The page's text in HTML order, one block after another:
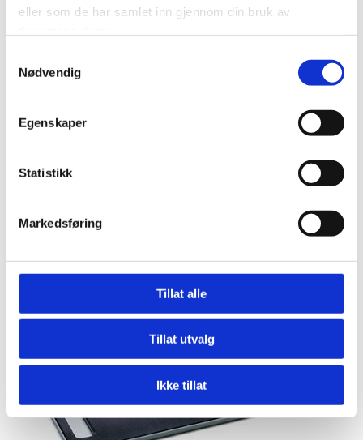
eller som de har samlet inn gjennom din bruk av
Nødvendig
Egenskaper
Statistikk
Markedsføring
Tillat alle
Tillat utvalg
Ikke tillat
Brødkniv No. 69a, Enkel, pakket i gavepakning